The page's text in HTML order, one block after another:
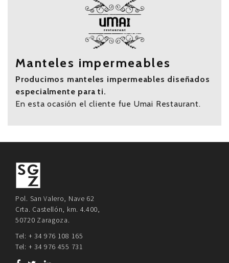
Manteles impermeables
Producimos manteles impermeables diseñados
especialmente para ti.
En esta ocasión el cliente fue Umai Restaurant.
Pol. San Valero, Nave 62
Crta. Castellón, km. 4.400,
50720 Zaragoza.
Tel: + 34 976 108 165
Tel: + 34 976 455 731